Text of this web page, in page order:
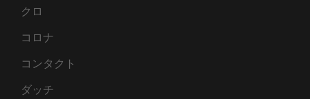
クロ
コロナ
コンタクト
ダッチ